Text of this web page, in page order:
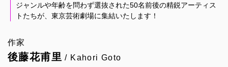
ジャンルや年齢を問わず選抜された50名前後の精鋭アーティス
トたちが、東京芸術劇場に集結いたします！
作家
後藤花甫里 / Kahori Goto